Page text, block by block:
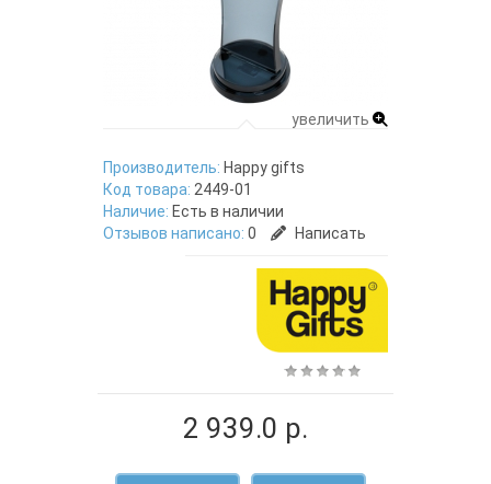
увеличить
Производитель: Happy gifts
Код товара: 2449-01
Наличие: Есть в наличии
Отзывов написано: 0 Написать
2 939.0 р.